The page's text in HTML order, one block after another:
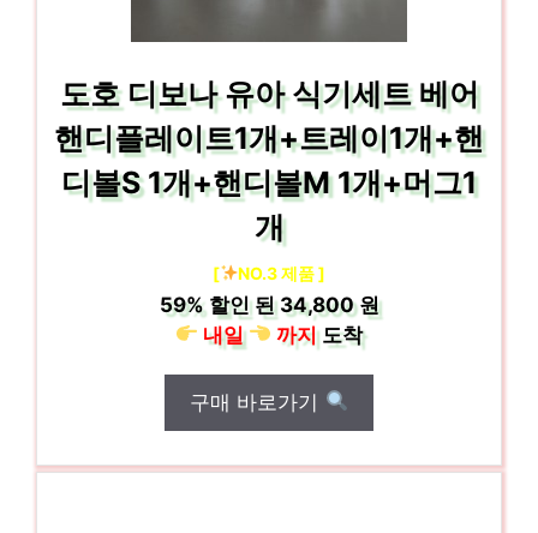
도호 디보나 유아 식기세트 베어
핸디플레이트1개+트레이1개+핸
디볼S 1개+핸디볼M 1개+머그1
개
[ NO.3 제품 ]
59%할인 된34,800 원
내일
까지도착
구매 바로가기